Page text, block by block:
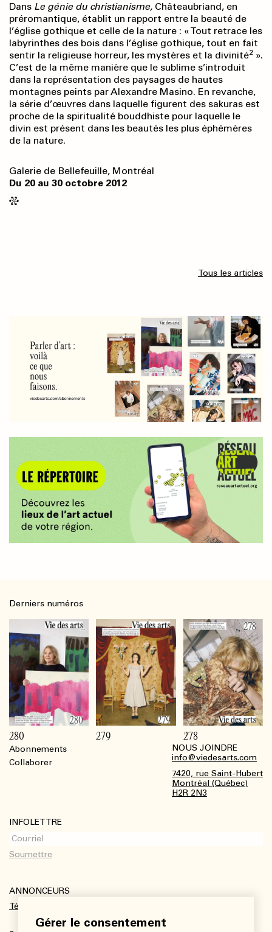
Gérer le consentement
Dans Le génie du christianisme, Châteaubriand, en
préromantique, établit un rapport entre la beauté de
l’église gothique et celle de la nature : « Tout retrace les
labyrinthes des bois dans l’église gothique, tout en fait
sentir la religieuse horreur, les mystères et la divinité2 ».
C’est de la même manière que le sublime s’introduit
dans la représentation des paysages de hautes
montagnes peints par Alexandre Masino. En revanche,
la série d’œuvres dans laquelle figurent des sakuras est
proche de la spiritualité bouddhiste pour laquelle le
divin est présent dans les beautés les plus éphémères
de la nature.
Galerie de Bellefeuille, Montréal
Du 20 au 30 octobre 2012
Tous les articles
Abonnements
Collaborer
NOUS JOINDRE
info@viedesarts.com
7420, rue Saint-Hubert
Montréal (Québec)
H2R 2N3
INFOLETTRE
ANNONCEURS
Télécharger le kit média
Derniers numéros
280 279 278